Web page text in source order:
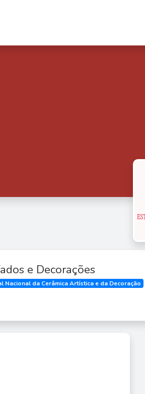
Ferreira
e Decorações
Nacional da Cerâmica Artística e da Decoração